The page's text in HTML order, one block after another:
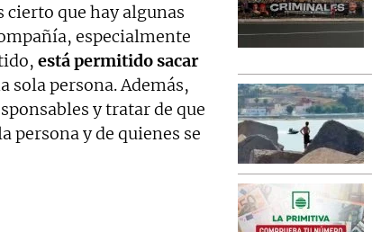
que hay algunas
especialmente
está permitido sacar
sola persona. Además,
y tratar de que
persona y de quienes se